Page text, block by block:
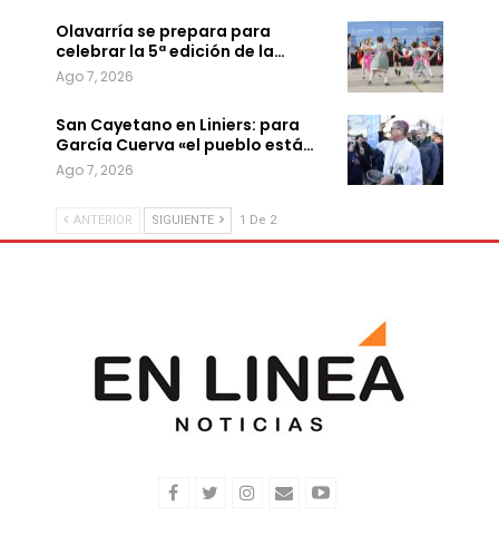
Olavarría se prepara para
celebrar la 5ª edición de la…
Ago 7, 2026
San Cayetano en Liniers: para
García Cuerva «el pueblo está…
Ago 7, 2026
ANTERIOR SIGUIENTE 1 De 2